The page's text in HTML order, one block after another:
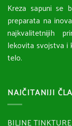
Kreza sapuni se
preparata na
najkvalitetnijih
lekovita svojstva i
telo.
NAJČITANIJI
BILJNE